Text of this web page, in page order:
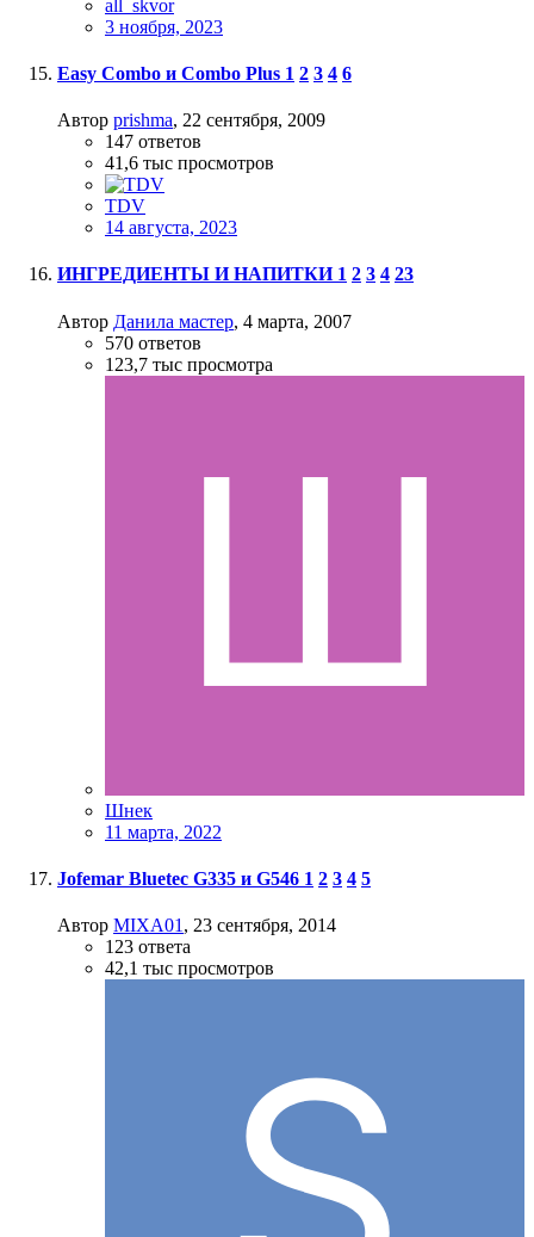
all_skvor
3 ноября, 2023
Easy Combo и Combo Plus 1 2 3 4 6
Автор prishma, 22 сентября, 2009
147 ответов
41,6 тыс просмотров
TDV
14 августа, 2023
ИНГРЕДИЕНТЫ И НАПИТКИ 1 2 3 4 23
Автор Данила мастер, 4 марта, 2007
570 ответов
123,7 тыс просмотра
Шнек
11 марта, 2022
Jofemar Bluetec G335 и G546 1 2 3 4 5
Автор MIXA01 , 23 сентября, 2014
123 ответа
42,1 тыс просмотров